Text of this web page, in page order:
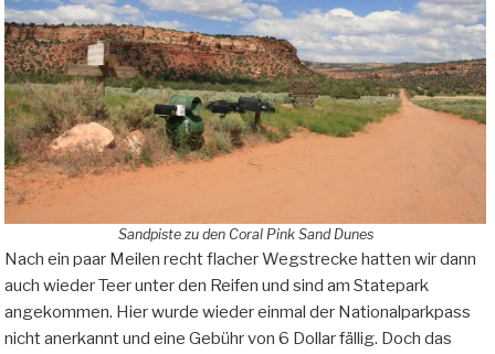
Sandpiste zu den Coral Pink Sand Dunes
Nach ein paar Meilen recht flacher Wegstrecke hatten wir dann
auch wieder Teer unter den Reifen und sind am Statepark
angekommen. Hier wurde wieder einmal der Nationalparkpass
nicht anerkannt und eine Gebühr von 6 Dollar fällig. Doch das